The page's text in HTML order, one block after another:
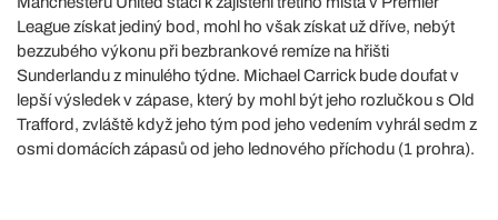
League získat jediný bod, mohl ho však získat už dříve, nebýt
bezzubého výkonu při bezbrankové remíze na hřišti
Sunderlandu z minulého týdne. Michael Carrick bude doufat v
lepší výsledek v zápase, který by mohl být jeho rozlučkou s Old
Trafford, zvláště když jeho tým pod jeho vedením vyhrál sedm z
osmi domácích zápasů od jeho lednového příchodu (1 prohra).